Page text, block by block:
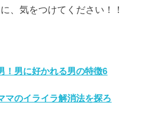
、気をつけてください！！
！男に好かれる男の特徴6
マのイライラ解消法を探ろ